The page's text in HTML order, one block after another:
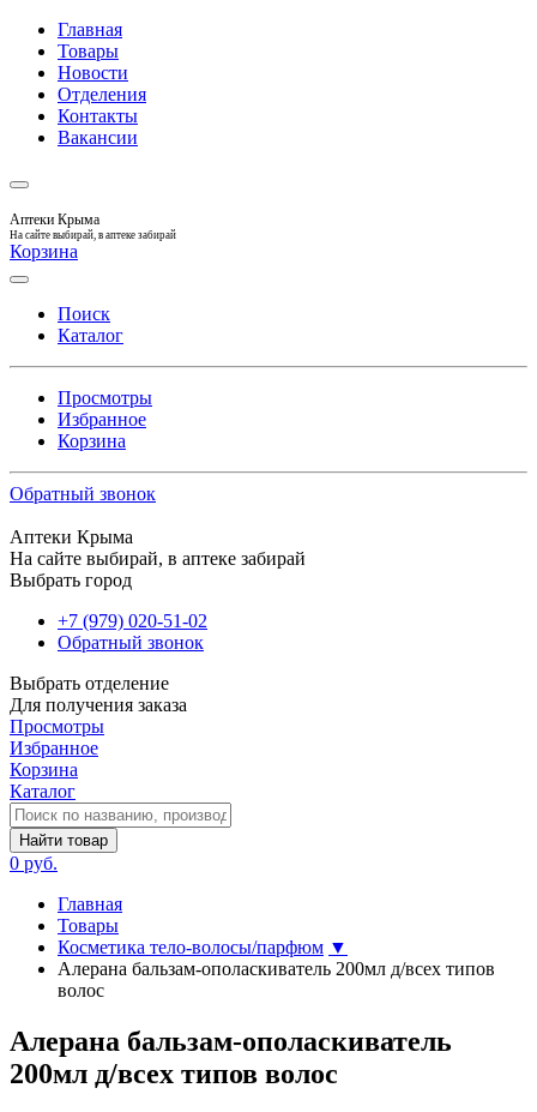
Главная
Товары
Новости
Отделения
Контакты
Вакансии
Аптеки Крыма
На сайте выбирай, в аптеке забирай
Корзина
Поиск
Каталог
Просмотры
Избранное
Корзина
Обратный звонок
Аптеки Крыма
На сайте выбирай, в аптеке забирай
Выбрать город
+7 (979) 020-51-02
Обратный звонок
Выбрать отделение
Для получения заказа
Просмотры
Избранное
Корзина
Каталог
Найти товар
0 руб.
Главная
Товары
Косметика тело-волосы/парфюм ▼
Алерана бальзам-ополаскиватель 200мл д/всех типов
волос
Алерана бальзам-ополаскиватель
200мл д/всех типов волос